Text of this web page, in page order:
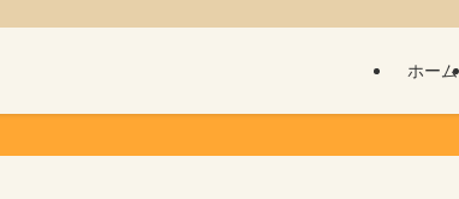
ホーム